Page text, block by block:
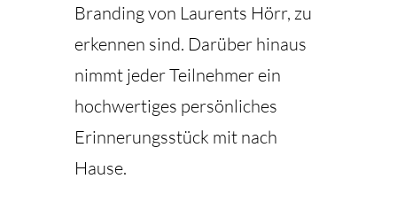
Branding von Laurents Hörr, zu
erkennen sind. Darüber hinaus
nimmt jeder Teilnehmer ein
hochwertiges persönliches
Erinnerungsstück mit nach
Hause.